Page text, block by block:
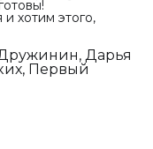
хотим этого,
Дарья
Первый